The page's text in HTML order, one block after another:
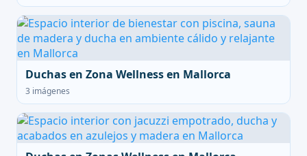
Duchas en Zona Wellness en Mallorca
3 imágenes